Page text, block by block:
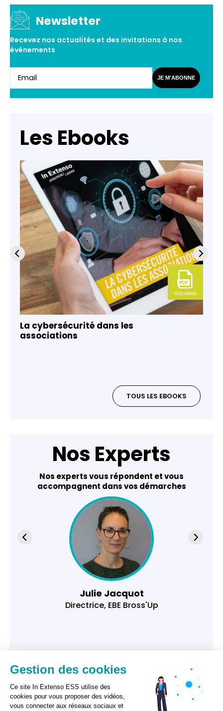
Newsletter
Recevez nos actualités et des invitations à nos
événements
JE M'ABONNE
Les Ebooks
La cybersécurité dans les
associations
TOUS LES EBOOKS
Nos Experts
Nos experts vous répondent et vous
accompagnent dans vos démarches
Julie Jacquot
Directrice, EBE Bross'Up
Gestion des cookies
Ce site In Extenso ESS utilise des
cookies pour vous proposer des vidéos,
vous connecter aux réseaux sociaux et